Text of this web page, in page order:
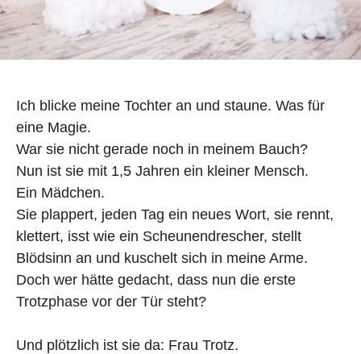
Ich blicke meine Tochter an und staune. Was für
eine Magie.
War sie nicht gerade noch in meinem Bauch?
Nun ist sie mit 1,5 Jahren ein kleiner Mensch.
Ein Mädchen.
Sie plappert, jeden Tag ein neues Wort, sie rennt,
klettert, isst wie ein Scheunendrescher, stellt
Blödsinn an und kuschelt sich in meine Arme.
Doch wer hätte gedacht, dass nun die erste
Trotzphase vor der Tür steht?
Und plötzlich ist sie da: Frau Trotz.